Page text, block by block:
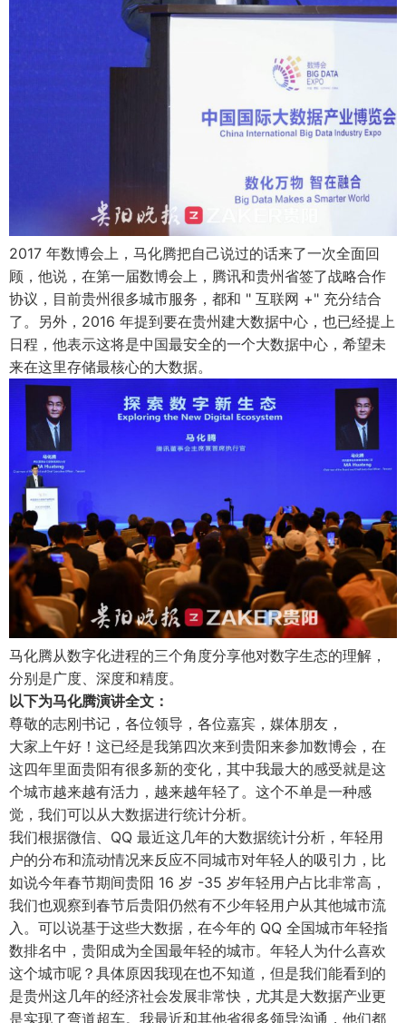
2017 年数博会上，马化腾把自己说过的话来了一次全面回
顾，他说，在第一届数博会上，腾讯和贵州省签了战略合作
协议，目前贵州很多城市服务，都和 " 互联网 +" 充分结合
了。另外，2016 年提到要在贵州建大数据中心，也已经提上
日程，他表示这将是中国最安全的一个大数据中心，希望未
来在这里存储最核心的大数据。
马化腾从数字化进程的三个角度分享他对数字生态的理解，
分别是广度、深度和精度。
以下为马化腾演讲全文：
尊敬的志刚书记，各位领导，各位嘉宾，媒体朋友，
大家上午好！这已经是我第四次来到贵阳来参加数博会，在
这四年里面贵阳有很多新的变化，其中我最大的感受就是这
个城市越来越有活力，越来越年轻了。这个不单是一种感
觉，我们可以从大数据进行统计分析。
我们根据微信、QQ 最近这几年的大数据统计分析，年轻用
户的分布和流动情况来反应不同城市对年轻人的吸引力，比
如说今年春节期间贵阳 16 岁 -35 岁年轻用户占比非常高，
我们也观察到春节后贵阳仍然有不少年轻用户从其他城市流
入。可以说基于这些大数据，在今年的 QQ 全国城市年轻指
数排名中，贵阳成为全国最年轻的城市。年轻人为什么喜欢
这个城市呢？具体原因我现在也不知道，但是我们能看到的
是贵州这几年的经济社会发展非常快，尤其是大数据产业更
是实现了弯道超车。我最近和其他省很多领导沟通，他们都